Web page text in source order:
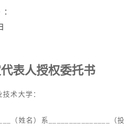
：
表人授权委托书
技术 大学 ：
（姓名）系_______________（投